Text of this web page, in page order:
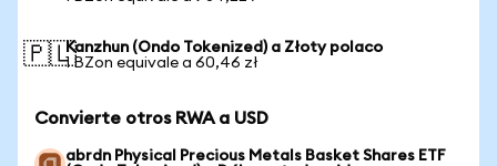
🇵🇱Kanzhun (Ondo Tokenized) a Złoty polaco
1 BZon equivale a 60,46 zł
Convierte otros RWA a USD
abrdn Physical Precious Metals Basket Shares ETF